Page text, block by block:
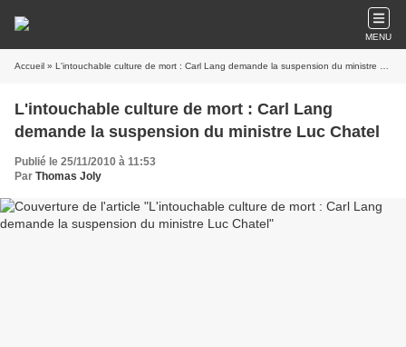
MENU
Accueil » L'intouchable culture de mort : Carl Lang demande la suspension du ministre Luc Chatel
L'intouchable culture de mort : Carl Lang
demande la suspension du ministre Luc Chatel
Publié le 25/11/2010 à 11:53
Par Thomas Joly